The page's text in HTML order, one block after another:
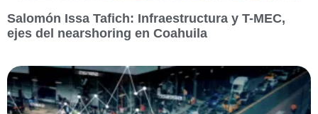
Salomón Issa Tafich: Infraestructura y T-MEC,
ejes del nearshoring en Coahuila